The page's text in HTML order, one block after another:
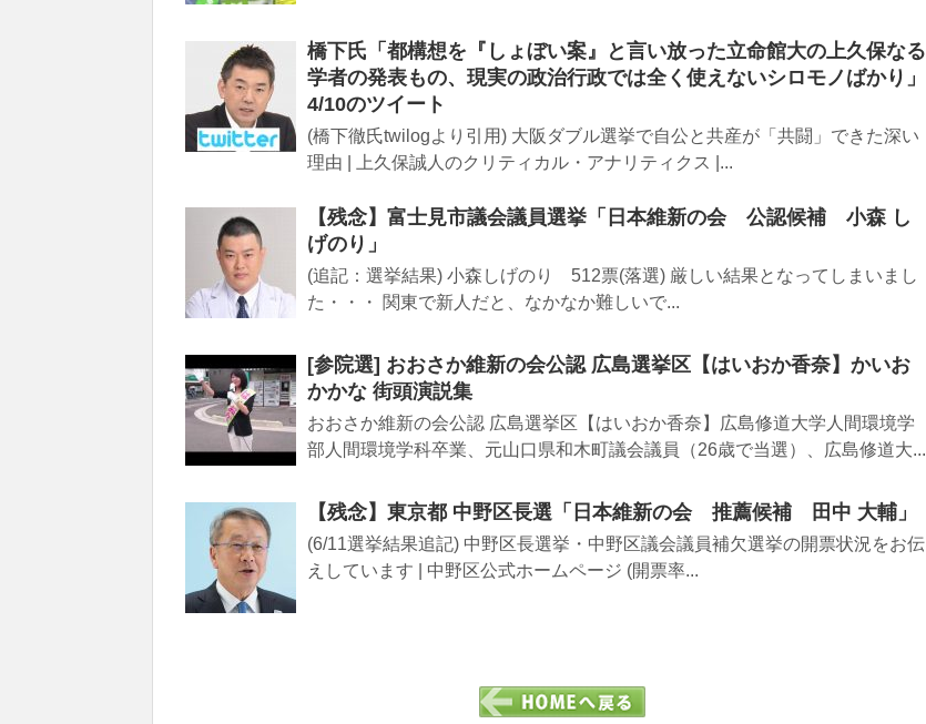
橋下氏「都構想を『しょぼい案』と言い放った立命館大の上久保なる
学者の発表もの、現実の政治行政では全く使えないシロモノばかり」
4/10のツイート
(橋下徹氏twilogより引用) 大阪ダブル選挙で自公と共産が「共闘」できた深い
理由 | 上久保誠人のクリティカル・アナリティクス |...
【残念】富士見市議会議員選挙「日本維新の会 公認候補 小森 し
げのり」
(追記：選挙結果) 小森しげのり 512票(落選) 厳しい結果となってしまいまし
た・・・ 関東で新人だと、なかなか難しいで...
[参院選] おおさか維新の会公認 広島選挙区【はいおか香奈】かいお
かかな 街頭演説集
おおさか維新の会公認 広島選挙区【はいおか香奈】広島修道大学人間環境学
部人間環境学科卒業、元山口県和木町議会議員（26歳で当選）、広島修道大...
【残念】東京都 中野区長選「日本維新の会 推薦候補 田中 大輔」
(6/11選挙結果追記) 中野区長選挙・中野区議会議員補欠選挙の開票状況をお伝
えしています | 中野区公式ホームページ (開票率...